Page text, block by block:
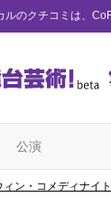
ルのクチコミは、
公演
ィン・コメディナイ